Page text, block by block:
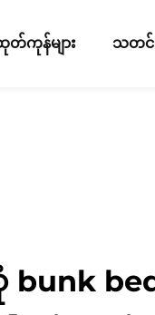
တ်ကုန်များ သတင်း
bunk